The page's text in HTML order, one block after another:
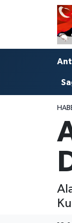
Antalya
Bilim &
EĞİTİM
Antalya
Antalya
Antalya
Süper Lig
Tüm
Son